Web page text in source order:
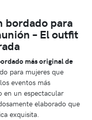
bordado para
– El outfit
más original de
para mujeres que
eventos más
en un espectacular
elaborado que
exquisita.